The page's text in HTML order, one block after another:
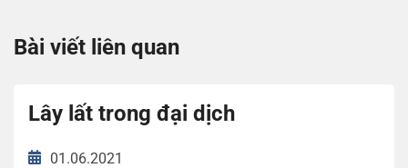
Bài viết liên quan
Lây lất trong đại dịch
01.06.2021